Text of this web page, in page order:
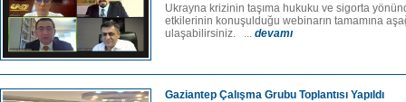
Ukrayna krizinin taşıma hukuku ve sigorta
etkilerinin konuşulduğu webinarın tamamına
ulaşabilirsiniz. ... devamı
Gaziantep Çalışma Grubu Toplantısı Yapıldı